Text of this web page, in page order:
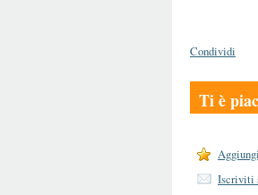
Condividi
Ti è
Iscriviti